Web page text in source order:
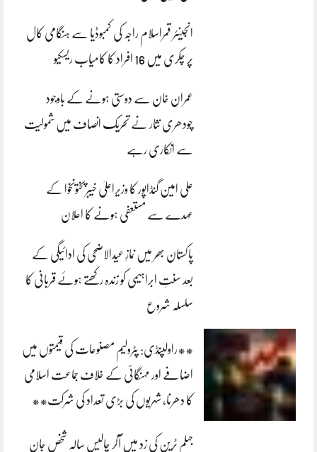
انجینئر قمراسلام راجہ کی کمبوڈیا سے ہنگامی کال
پر چکری میں 16 افراد کا کامیاب ریسکیو
عمران خان سے دوستی ہونے کے باوجود
چودھری نثار نے تحریک انصاف میں شمولیت
سے انکاری رہے
علی امین گنڈاپور کا وزیراعلیٰ خیبرپختونخوا کے
عہدے سے مستعفی ہونے کا اعلان
پاکستان بھر میں نمازِ عیدالاضحی کی ادائیگی کے
بعد سنتِ ابراہیمی کو زندہ رکھتے ہوئے قربانی کا
سلسلہ شروع
**راولپنڈی: پٹرولیم مصنوعات کی قیمتوں میں
اضافے اور مہنگائی کے خلاف جماعت اسلامی
کا دھرنا، شہریوں کی بڑی تعداد کی شرکت**
جہلم ٹرین کی زد میں آکر چالیس سالہ شخص جان